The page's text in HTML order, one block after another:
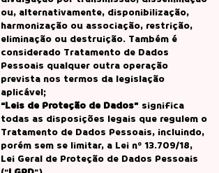
ou, alternativamente, disponibilização,
harmonização ou associação, restrição,
eliminação ou destruição. Também é
considerado Tratamento de Dados
Pessoais qualquer outra operação
prevista nos termos da legislação
aplicável;
“Leis de Proteção de Dados” significa
todas as disposições legais que regulem o
Tratamento de Dados Pessoais, incluindo,
porém sem se limitar, a Lei nº 13.709/18,
Lei Geral de Proteção de Dados Pessoais